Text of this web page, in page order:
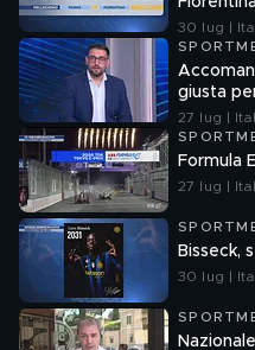
30 lug |
giusta
27 lug |
Formula
27 lug |
Bisseck,
30 lug |